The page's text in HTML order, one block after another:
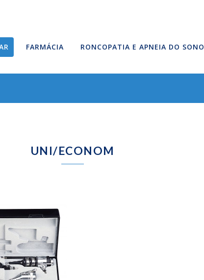
FARMÁCIA RONCOPATIA E APNEIA DO SONO
UNI/ECONOM